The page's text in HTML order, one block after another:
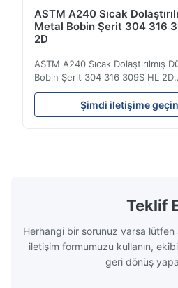
ASTM A240 Sıcak
Metal Bobin Şerit 304 316
2D
ASTM A240 Sıcak Dolaştırılmış
Bobin Şerit 304 316 309S HL 2D
Sıcak/soğuk olarak yuvarlanmış
çelik bobin şeridi 304 316 309S
316L 321 ASTM A240 Ürün
Şimdi iletişime geçin
Teklif
Herhangi bir sorunuz varsa lütfen
iletişim formumuzu kullanın,
geri dönüş